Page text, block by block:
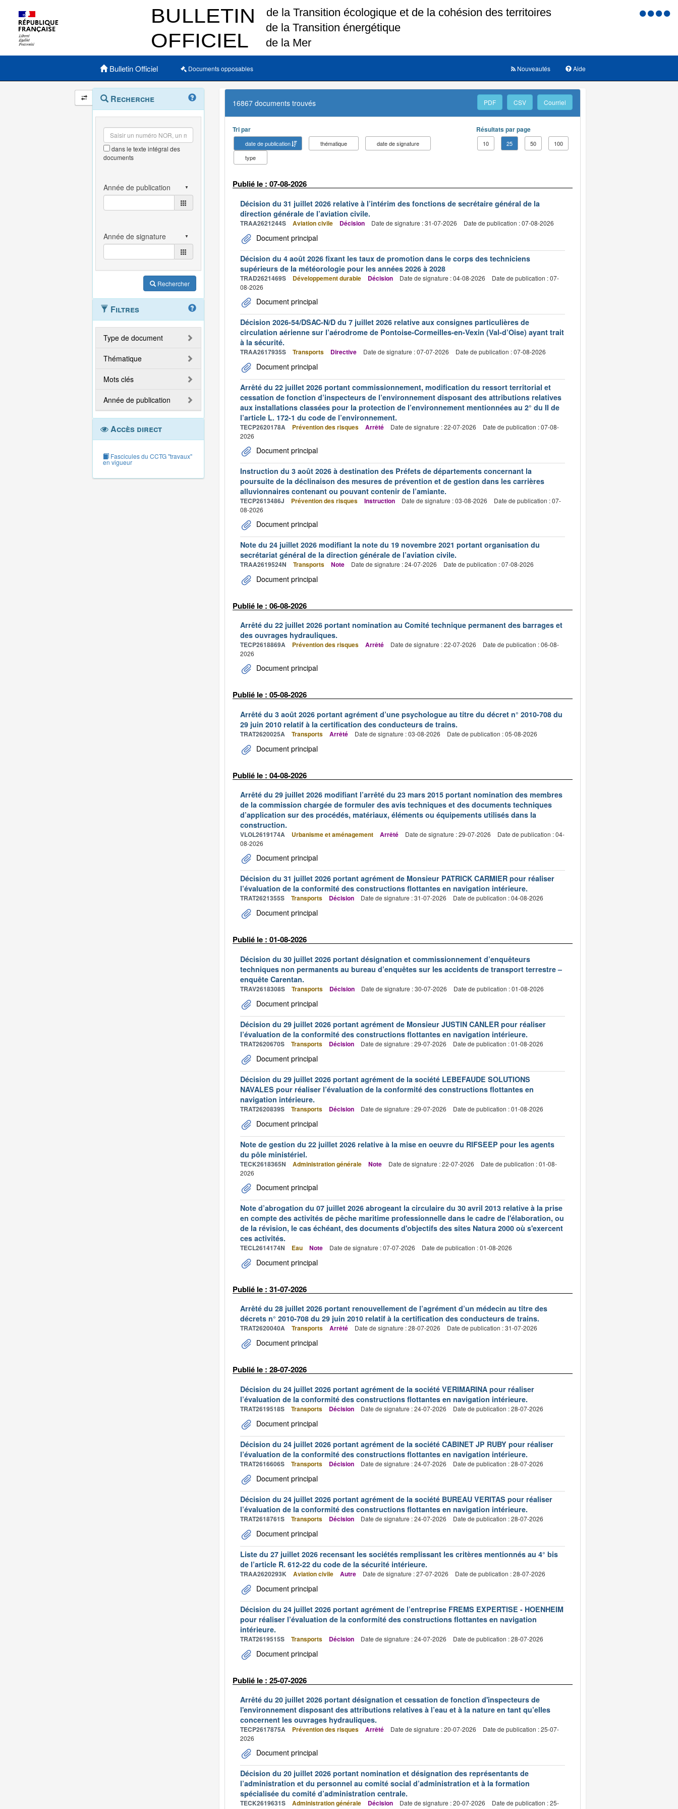
Menu
Menu principal
Bulletin Officiel Documents opposables Aide
Nouveautés
Navigation
et
outils
annexes
Menu
contextuel
Recherche
dans le texte intégral des
documents
Rechercher
Filtres
Type de document
Thématique
Mots clés
Année de publication
Accès direct
Fascicules du CCTG "travaux"
en vigueur
16867 documents trouvés PDF CSV Courriel
Tri par
date de publication thématique
date de signature
type
Résultats par page
10 25 50 100
Publié le : 07-08-2026
Décision du 31 juillet 2026 relative à l’intérim des fonctions de secrétaire général de la
direction générale de l’aviation civile.
TRAA2621244S Aviation civile Décision Date de signature : 31-07-2026 Date de publication : 07-08-2026
Document principal
Décision du 4 août 2026 fixant les taux de promotion dans le corps des techniciens
supérieurs de la météorologie pour les années 2026 à 2028
TRAD2621469S Développement durable Décision Date de signature : 04-08-2026
Date de publication : 07-
08-2026
Document principal
Décision 2026-54/DSAC-N/D du 7 juillet 2026 relative aux consignes particulières de
circulation aérienne sur l’aérodrome de Pontoise-Cormeilles-en-Vexin (Val-d’Oise) ayant trait
à la sécurité.
TRAA2617935S Transports Directive Date de signature : 07-07-2026 Date de publication : 07-08-2026
Document principal
Arrêté du 22 juillet 2026 portant commissionnement, modification du ressort territorial et
cessation de fonction d’inspecteurs de l’environnement disposant des attributions relatives
aux installations classées pour la protection de l’environnement mentionnées au 2° du II de
l’article L. 172-1 du code de l’environnement.
TECP2620178A Prévention des risques Arrêté Date de signature : 22-07-2026
Date de publication : 07-08-
2026
Document principal
Instruction du 3 août 2026 à destination des Préfets de départements concernant la
poursuite de la déclinaison des mesures de prévention et de gestion dans les carrières
alluvionnaires contenant ou pouvant contenir de l’amiante.
TECP2613486J Prévention des risques Instruction Date de signature : 03-08-2026
Date de publication : 07-
08-2026
Document principal
Note du 24 juillet 2026 modifiant la note du 19 novembre 2021 portant organisation du
secrétariat général de la direction générale de l’aviation civile.
TRAA2619524N Transports Note Date de signature : 24-07-2026 Date de publication : 07-08-2026
Document principal
Publié le : 06-08-2026
Arrêté du 22 juillet 2026 portant nomination au Comité technique permanent des barrages et
des ouvrages hydrauliques.
TECP2618869A Prévention des risques Arrêté Date de signature : 22-07-2026
Date de publication : 06-08-
2026
Document principal
Publié le : 05-08-2026
Arrêté du 3 août 2026 portant agrément d’une psychologue au titre du décret n° 2010-708 du
29 juin 2010 relatif à la certification des conducteurs de trains.
TRAT2620025A Transports Arrêté Date de signature : 03-08-2026 Date de publication : 05-08-2026
Document principal
Publié le : 04-08-2026
Arrêté du 29 juillet 2026 modifiant l’arrêté du 23 mars 2015 portant nomination des membres
de la commission chargée de formuler des avis techniques et des documents techniques
d’application sur des procédés, matériaux, éléments ou équipements utilisés dans la
construction.
VLOL2619174A Urbanisme et aménagement Arrêté Date de signature : 29-07-2026
Date de publication : 04-
08-2026
Document principal
Décision du 31 juillet 2026 portant agrément de Monsieur PATRICK CARMIER pour réaliser
l’évaluation de la conformité des constructions flottantes en navigation intérieure.
TRAT2621355S Transports Décision Date de signature : 31-07-2026 Date de publication : 04-08-2026
Document principal
Publié le : 01-08-2026
Décision du 30 juillet 2026 portant désignation et commissionnement d’enquêteurs
techniques non permanents au bureau d’enquêtes sur les accidents de transport terrestre –
enquête Carentan.
TRAV2618308S Transports Décision Date de signature : 30-07-2026 Date de publication : 01-08-2026
Document principal
Décision du 29 juillet 2026 portant agrément de Monsieur JUSTIN CANLER pour réaliser
l’évaluation de la conformité des constructions flottantes en navigation intérieure.
TRAT2620670S Transports Décision Date de signature : 29-07-2026 Date de publication : 01-08-2026
Document principal
Décision du 29 juillet 2026 portant agrément de la société LEBEFAUDE SOLUTIONS
NAVALES pour réaliser l’évaluation de la conformité des constructions flottantes en
navigation intérieure.
TRAT2620839S Transports Décision Date de signature : 29-07-2026 Date de publication : 01-08-2026
Document principal
Note de gestion du 22 juillet 2026 relative à la mise en oeuvre du RIFSEEP pour les agents
du pôle ministériel.
TECK2618365N Administration générale Note Date de signature : 22-07-2026
Date de publication : 01-08-
2026
Document principal
Note d’abrogation du 07 juillet 2026 abrogeant la circulaire du 30 avril 2013 relative à la prise
en compte des activités de pêche maritime professionnelle dans le cadre de l'élaboration, ou
de la révision, le cas échéant, des documents d'objectifs des sites Natura 2000 où s'exercent
ces activités.
TECL2614174N Eau Note Date de signature : 07-07-2026 Date de publication : 01-08-2026
Document principal
Publié le : 31-07-2026
Arrêté du 28 juillet 2026 portant renouvellement de l’agrément d’un médecin au titre des
décrets n° 2010-708 du 29 juin 2010 relatif à la certification des conducteurs de trains.
TRAT2620040A Transports Arrêté Date de signature : 28-07-2026 Date de publication : 31-07-2026
Document principal
Publié le : 28-07-2026
Décision du 24 juillet 2026 portant agrément de la société VERIMARINA pour réaliser
l’évaluation de la conformité des constructions flottantes en navigation intérieure.
TRAT2619518S Transports Décision Date de signature : 24-07-2026 Date de publication : 28-07-2026
Document principal
Décision du 24 juillet 2026 portant agrément de la société CABINET JP RUBY pour réaliser
l’évaluation de la conformité des constructions flottantes en navigation intérieure.
TRAT2616606S Transports Décision Date de signature : 24-07-2026 Date de publication : 28-07-2026
Document principal
Décision du 24 juillet 2026 portant agrément de la société BUREAU VERITAS pour réaliser
l’évaluation de la conformité des constructions flottantes en navigation intérieure.
TRAT2618761S Transports Décision Date de signature : 24-07-2026 Date de publication : 28-07-2026
Document principal
Liste du 27 juillet 2026 recensant les sociétés remplissant les critères mentionnés au 4° bis
de l’article R. 612-22 du code de la sécurité intérieure.
TRAA2620293K Aviation civile Autre Date de signature : 27-07-2026 Date de publication : 28-07-2026
Document principal
Décision du 24 juillet 2026 portant agrément de l’entreprise FREMS EXPERTISE - HOENHEIM
pour réaliser l’évaluation de la conformité des constructions flottantes en navigation
intérieure.
TRAT2619515S Transports Décision Date de signature : 24-07-2026 Date de publication : 28-07-2026
Document principal
Publié le : 25-07-2026
Arrêté du 20 juillet 2026 portant désignation et cessation de fonction d'inspecteurs de
l'environnement disposant des attributions relatives à l’eau et à la nature en tant qu’elles
concernent les ouvrages hydrauliques.
TECP2617875A Prévention des risques Arrêté Date de signature : 20-07-2026
Date de publication : 25-07-
2026
Document principal
Décision du 20 juillet 2026 portant nomination et désignation des représentants de
l’administration et du personnel au comité social d’administration et à la formation
spécialisée du comité d’administration centrale.
TECK2619631S Administration générale Décision Date de signature : 20-07-2026
Date de publication : 25-